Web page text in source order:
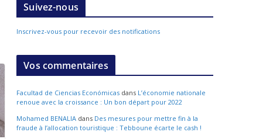
Suivez-nous
Inscrivez-vous pour recevoir des notifications
Vos commentaires
Facultad de Ciencias Económicas dans L’économie nationale
renoue avec la croissance : Un bon départ pour 2022
Mohamed BENALIA dans Des mesures pour mettre fin à la
fraude à l’allocation touristique : Tebboune écarte le cash !